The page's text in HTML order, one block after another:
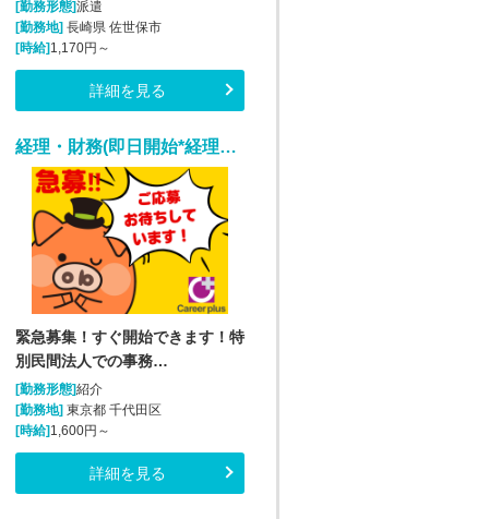
[勤務形態]派遣
[勤務地] 長崎県 佐世保市
[時給] 1,170円～
詳細を見る
経理・財務(即日開始*経理グループのサポート事務*平日週5日)
緊急募集！すぐ開始できます！特
別民間法人での事務…
[勤務形態]紹介
[勤務地] 東京都 千代田区
[時給] 1,600円～
詳細を見る